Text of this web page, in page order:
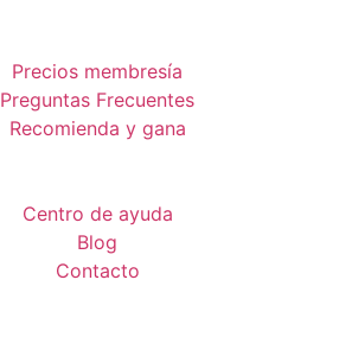
Precios membresía
Preguntas Frecuentes
Recomienda y gana
Centro de ayuda
Blog
Contacto